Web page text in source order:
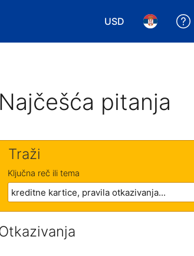
USD
Izaberite valutu.
Izaberite
Najčešća pitanja
Traži
Ključna reč ili tema